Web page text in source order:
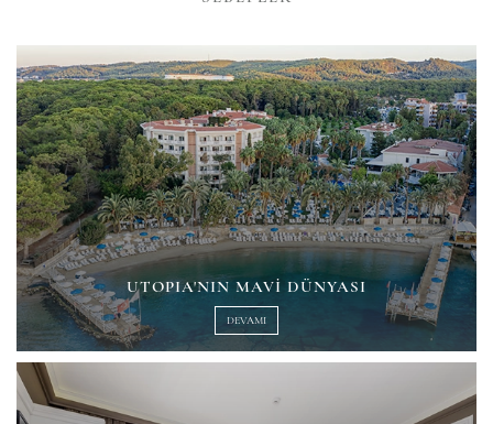
UTOPIA'NIN MAVI DÜNYASI
DEVAMI